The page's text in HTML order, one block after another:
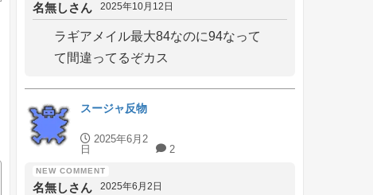
名無しさん 2025年10月12日
ラギアメイル最大84なのに94なって
て間違ってるぞカス
スージャ反物
2025年6月2
日
2
名無しさん 2025年6月2日